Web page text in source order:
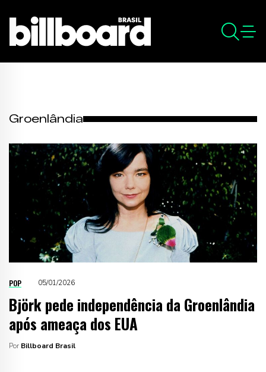
Groenlândia
POP 05/01/2026
Björk pede independência da Groenlândia
após ameaça dos EUA
Por Billboard Brasil